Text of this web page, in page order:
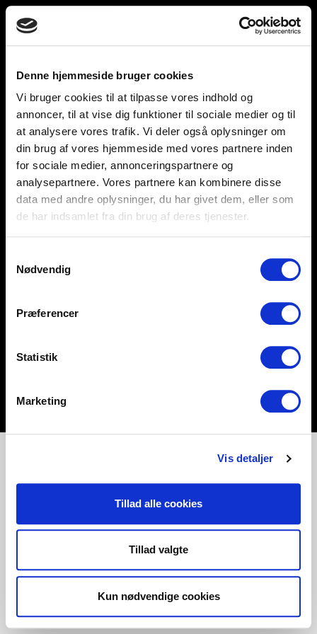
Denne hjemmeside bruger cookies
Vi bruger cookies til at tilpasse vores indhold og
annoncer, til at vise dig funktioner til sociale medier og til
at analysere vores trafik. Vi deler også oplysninger om
din brug af vores hjemmeside med vores partnere inden
for sociale medier, annonceringspartnere og
analysepartnere. Vores partnere kan kombinere disse
data med andre oplysninger, du har givet dem, eller som
de har indsamlet fra din brug af deres tjenester.
Nødvendig
Præferencer
Statistik
Marketing
Vis detaljer
Tillad alle cookies
Tillad valgte
Kun nødvendige cookies
Toggle
navigation
unnu
Help and support
Retailers
Browse for inspiration
SØREN FRICHS VEJ 52, 8230 AABYHØJ
+4586997400
INFO@UNNU.NU